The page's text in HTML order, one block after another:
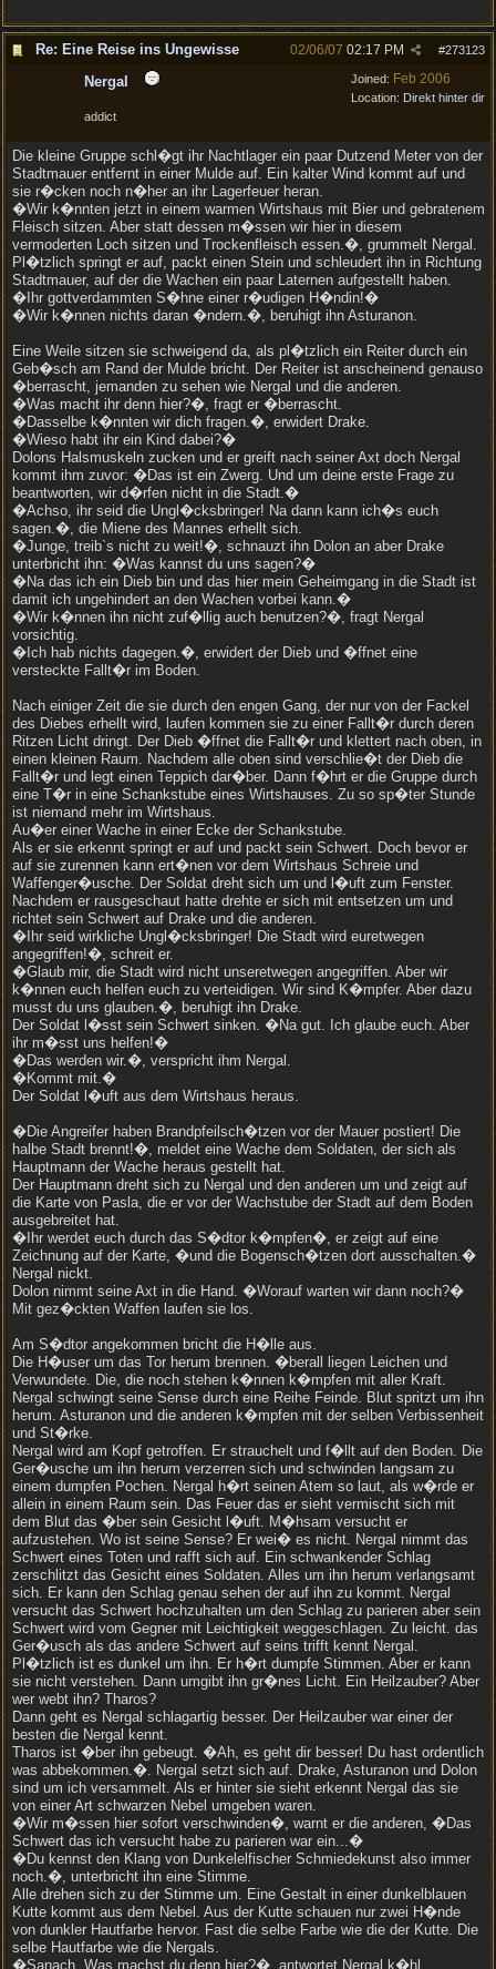
Re: Eine Reise ins Ungewisse #273123
02/06/07 02:17 PM
Joined: Feb 2006
Location: Direkt hinter dir
Nergal
addict
Die kleine Gruppe schl�gt ihr Nachtlager ein paar Dutzend Meter von der
Stadtmauer entfernt in einer Mulde auf. Ein kalter Wind kommt auf und
sie r�cken noch n�her an ihr Lagerfeuer heran.
�Wir k�nnten jetzt in einem warmen Wirtshaus mit Bier und gebratenem
Fleisch sitzen. Aber statt dessen m�ssen wir hier in diesem
vermoderten Loch sitzen und Trockenfleisch essen.�, grummelt Nergal.
Pl�tzlich springt er auf, packt einen Stein und schleudert ihn in Richtung
Stadtmauer, auf der die Wachen ein paar Laternen aufgestellt haben.
�Ihr gottverdammten S�hne einer r�udigen H�ndin!�
�Wir k�nnen nichts daran �ndern.�, beruhigt ihn Asturanon.
Eine Weile sitzen sie schweigend da, als pl�tzlich ein Reiter durch ein
Geb�sch am Rand der Mulde bricht. Der Reiter ist anscheinend genauso
�berrascht, jemanden zu sehen wie Nergal und die anderen.
�Was macht ihr denn hier?�, fragt er �berrascht.
�Dasselbe k�nnten wir dich fragen.�, erwidert Drake.
�Wieso habt ihr ein Kind dabei?�
Dolons Halsmuskeln zucken und er greift nach seiner Axt doch Nergal
kommt ihm zuvor: �Das ist ein Zwerg. Und um deine erste Frage zu
beantworten, wir d�rfen nicht in die Stadt.�
�Achso, ihr seid die Ungl�cksbringer! Na dann kann ich�s euch
sagen.�, die Miene des Mannes erhellt sich.
�Junge, treib`s nicht zu weit!�, schnauzt ihn Dolon an aber Drake
unterbricht ihn: �Was kannst du uns sagen?�
�Na das ich ein Dieb bin und das hier mein Geheimgang in die Stadt ist
damit ich ungehindert an den Wachen vorbei kann.�
�Wir k�nnen ihn nicht zuf�llig auch benutzen?�, fragt Nergal
vorsichtig.
�Ich hab nichts dagegen.�, erwidert der Dieb und �ffnet eine
versteckte Fallt�r im Boden.
Nach einiger Zeit die sie durch den engen Gang, der nur von der Fackel
des Diebes erhellt wird, laufen kommen sie zu einer Fallt�r durch deren
Ritzen Licht dringt. Der Dieb �ffnet die Fallt�r und klettert nach oben, in
einen kleinen Raum. Nachdem alle oben sind verschlie�t der Dieb die
Fallt�r und legt einen Teppich dar�ber. Dann f�hrt er die Gruppe durch
eine T�r in eine Schankstube eines Wirtshauses. Zu so sp�ter Stunde
ist niemand mehr im Wirtshaus.
Au�er einer Wache in einer Ecke der Schankstube.
Als er sie erkennt springt er auf und packt sein Schwert. Doch bevor er
auf sie zurennen kann ert�nen vor dem Wirtshaus Schreie und
Waffenger�usche. Der Soldat dreht sich um und l�uft zum Fenster.
Nachdem er rausgeschaut hatte drehte er sich mit entsetzen um und
richtet sein Schwert auf Drake und die anderen.
�Ihr seid wirkliche Ungl�cksbringer! Die Stadt wird euretwegen
angegriffen!�, schreit er.
�Glaub mir, die Stadt wird nicht unseretwegen angegriffen. Aber wir
k�nnen euch helfen euch zu verteidigen. Wir sind K�mpfer. Aber dazu
musst du uns glauben.�, beruhigt ihn Drake.
Der Soldat l�sst sein Schwert sinken. �Na gut. Ich glaube euch. Aber
ihr m�sst uns helfen!�
�Das werden wir.�, verspricht ihm Nergal.
�Kommt mit.�
Der Soldat l�uft aus dem Wirtshaus heraus.
�Die Angreifer haben Brandpfeilsch�tzen vor der Mauer postiert! Die
halbe Stadt brennt!�, meldet eine Wache dem Soldaten, der sich als
Hauptmann der Wache heraus gestellt hat.
Der Hauptmann dreht sich zu Nergal und den anderen um und zeigt auf
die Karte von Pasla, die er vor der Wachstube der Stadt auf dem Boden
ausgebreitet hat.
�Ihr werdet euch durch das S�dtor k�mpfen�, er zeigt auf eine
Zeichnung auf der Karte, �und die Bogensch�tzen dort ausschalten.�
Nergal nickt.
Dolon nimmt seine Axt in die Hand. �Worauf warten wir dann noch?�
Mit gez�ckten Waffen laufen sie los.
Am S�dtor angekommen bricht die H�lle aus.
Die H�user um das Tor herum brennen. �berall liegen Leichen und
Verwundete. Die, die noch stehen k�nnen k�mpfen mit aller Kraft.
Nergal schwingt seine Sense durch eine Reihe Feinde. Blut spritzt um ihn
herum. Asturanon und die anderen k�mpfen mit der selben Verbissenheit
und St�rke.
Nergal wird am Kopf getroffen. Er strauchelt und f�llt auf den Boden. Die
Ger�usche um ihn herum verzerren sich und schwinden langsam zu
einem dumpfen Pochen. Nergal h�rt seinen Atem so laut, als w�rde er
allein in einem Raum sein. Das Feuer das er sieht vermischt sich mit
dem Blut das �ber sein Gesicht l�uft. M�hsam versucht er
aufzustehen. Wo ist seine Sense? Er wei� es nicht. Nergal nimmt das
Schwert eines Toten und rafft sich auf. Ein schwankender Schlag
zerschlitzt das Gesicht eines Soldaten. Alles um ihn herum verlangsamt
sich. Er kann den Schlag genau sehen der auf ihn zu kommt. Nergal
versucht das Schwert hochzuhalten um den Schlag zu parieren aber sein
Schwert wird vom Gegner mit Leichtigkeit weggeschlagen. Zu leicht. das
Ger�usch als das andere Schwert auf seins trifft kennt Nergal.
Pl�tzlich ist es dunkel um ihn. Er h�rt dumpfe Stimmen. Aber er kann
sie nicht verstehen. Dann umgibt ihn gr�nes Licht. Ein Heilzauber? Aber
wer webt ihn? Tharos?
Dann geht es Nergal schlagartig besser. Der Heilzauber war einer der
besten die Nergal kennt.
Tharos ist �ber ihn gebeugt. �Ah, es geht dir besser! Du hast ordentlich
was abbekommen.�. Nergal setzt sich auf. Drake, Asturanon und Dolon
sind um ich versammelt. Als er hinter sie sieht erkennt Nergal das sie
von einer Art schwarzen Nebel umgeben waren.
�Wir m�ssen hier sofort verschwinden�, warnt er die anderen, �Das
Schwert das ich versucht habe zu parieren war ein...�
�Du kennst den Klang von Dunkelelfischer Schmiedekunst also immer
noch.�, unterbricht ihn eine Stimme.
Alle drehen sich zu der Stimme um. Eine Gestalt in einer dunkelblauen
Kutte kommt aus dem Nebel. Aus der Kutte schauen nur zwei H�nde
von dunkler Hautfarbe hervor. Fast die selbe Farbe wie die der Kutte. Die
selbe Hautfarbe wie die Nergals.
�Sanach. Was machst du denn hier?�, antwortet Nergal k�hl.